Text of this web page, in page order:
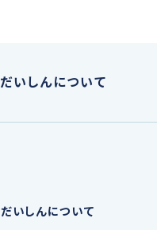
だいしんについて
だいしんについて